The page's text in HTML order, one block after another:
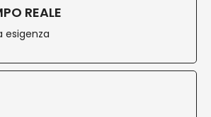
REALE
esigenza